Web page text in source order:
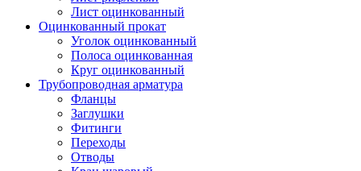
Лист оцинкованный
Оцинкованный прокат
Уголок оцинкованный
Полоса оцинкованная
Круг оцинкованный
Трубопроводная арматура
Фланцы
Заглушки
Фитинги
Переходы
Отводы